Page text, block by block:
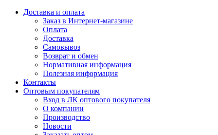
Доставка и оплата
Заказ в Интернет-магазине
Оплата
Доставка
Самовывоз
Возврат и обмен
Нормативная информация
Полезная информация
Контакты
Оптовым покупателям
Вход в ЛК оптового покупателя
О компании
Производство
Новости